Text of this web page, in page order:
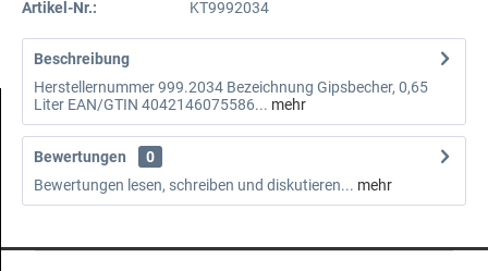
Artikel-Nr.: KT9992034
Beschreibung
Herstellernummer 999.2034 Bezeichnung Gipsbecher, 0,65
Liter EAN/GTIN 4042146075586... mehr
Bewertungen
0
Bewertungen lesen, schreiben und diskutieren... mehr